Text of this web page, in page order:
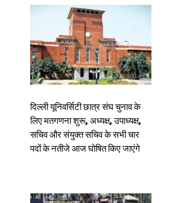
दिल्ली यूनिवर्सिटी छात्र संघ चुनाव के
लिए मतगणना शुरू, अध्यक्ष, उपाध्यक्ष,
सचिव और संयुक्त सचिव के सभी चार
पदों के नतीजे आज घोषित किए जाएंगे